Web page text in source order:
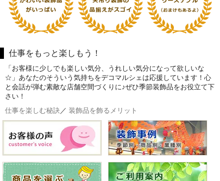
仕事をもっと楽しもう！
「お客様に少しでも楽しい気分、うれしい気分になって欲しいな
☆」あなたのそういう気持ちをデコマルシェは応援しています！心
と会話が弾む素敵な店舗空間づくりに♪ぜひ季節装飾品をお役立て下
さい！
仕事を楽しむ秘訣／ 装飾品を飾るメリット